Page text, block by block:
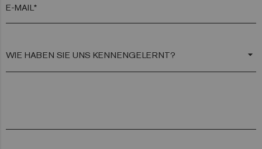
E-MAIL*
arrow_drop_down